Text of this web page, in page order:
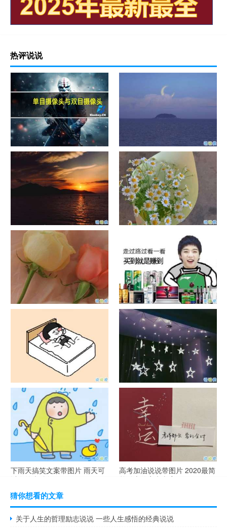
热评说说
单目摄像头与双目摄像头
晚安励志语录带图片 晚安心语
励志鸡汤
日出文案温柔句子 看日出的微
信说说配图
晒风景照的唯美说说配图 适合
发风景的朋友圈文案
官宣恋爱的说说配图 官宣句子
抖音摆地摊文案 摆地摊的搞笑
说说带图片
谐音梗土味情话大全带图片 油
腻搞笑的土味情话
很酷的霸气句子带图片 最新霸
气说说高冷范
下雨天搞笑文案带图片 雨天可
以发的幽默句子
高考加油说说带图片 2020最简
单励志的高考文案
猜你想看的文章
关于人生的哲理励志说说 一些人生感悟的经典说说